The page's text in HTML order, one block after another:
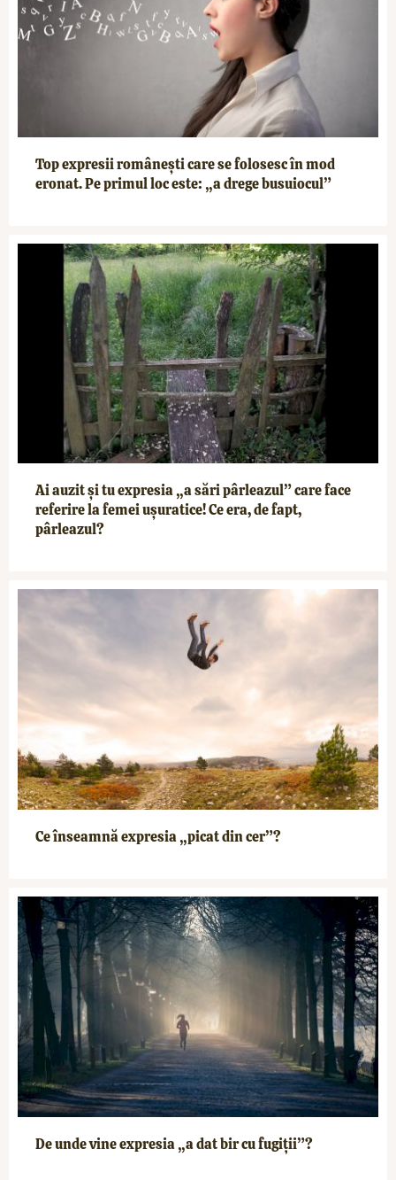
Top expresii românești care se folosesc în mod
eronat. Pe primul loc este: „a drege busuiocul”
Ai auzit și tu expresia „a sări pârleazul” care face
referire la femei ușuratice! Ce era, de fapt,
pârleazul?
Ce înseamnă expresia „picat din cer”?
De unde vine expresia „a dat bir cu fugiții”?